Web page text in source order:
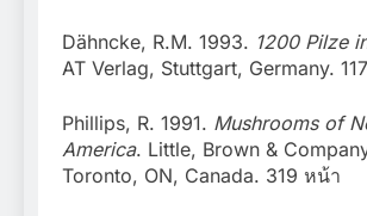
Dähncke, R.M. 1993. 1200 Pilze
AT Verlag, Stuttgart, Germany.
Phillips, R. 1991. Mushrooms of
America. Little, Brown &
Toronto, ON, Canada. 319 หน้า